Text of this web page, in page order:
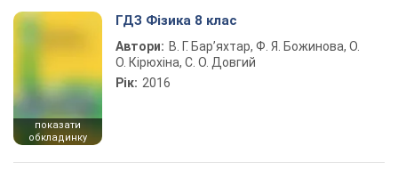
показати
обкладинку
ГДЗ Фізика 8 клас
Автори: В. Г. Бар’яхтар, Ф. Я. Божинова, О.
О. Кірюхіна, С. О. Довгий
Рік: 2016